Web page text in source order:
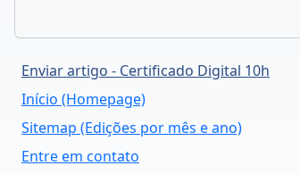
Enviar artigo - Certificado Digital 10h
Início (Homepage)
Sitemap (Edições por mês e ano)
Entre em contato